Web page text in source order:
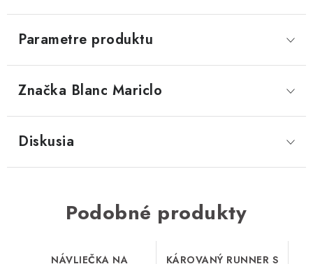
Parametre produktu
Značka Blanc Mariclo
Diskusia
Podobné produkty
NÁVLIEČKA NA KÁROVANÝ RUNNER S